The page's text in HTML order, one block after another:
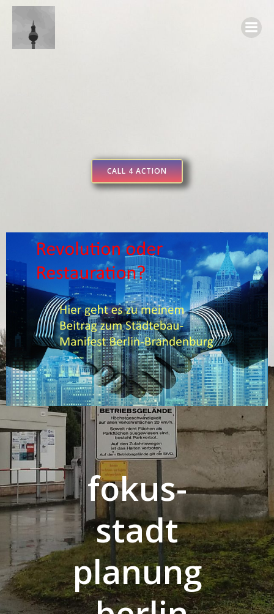
CALL 4 ACTION
fokus-
stadt
planung